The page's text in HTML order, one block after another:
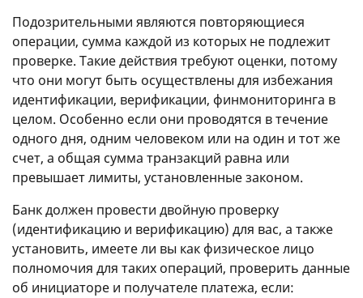
Подозрительными являются повторяющиеся
операции, сумма каждой из которых не подлежит
проверке. Такие действия требуют оценки, потому
что они могут быть осуществлены для избежания
идентификации, верификации, финмониторинга в
целом. Особенно если они проводятся в течение
одного дня, одним человеком или на один и тот же
счет, а общая сумма транзакций равна или
превышает лимиты, установленные законом.
Банк должен провести двойную проверку
(идентификацию и верификацию) для вас, а также
установить, имеете ли вы как физическое лицо
полномочия для таких операций, проверить данные
об инициаторе и получателе платежа, если: